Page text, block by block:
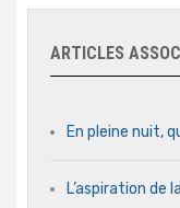
ARTICLES
En pleine nuit,
L’aspiration de